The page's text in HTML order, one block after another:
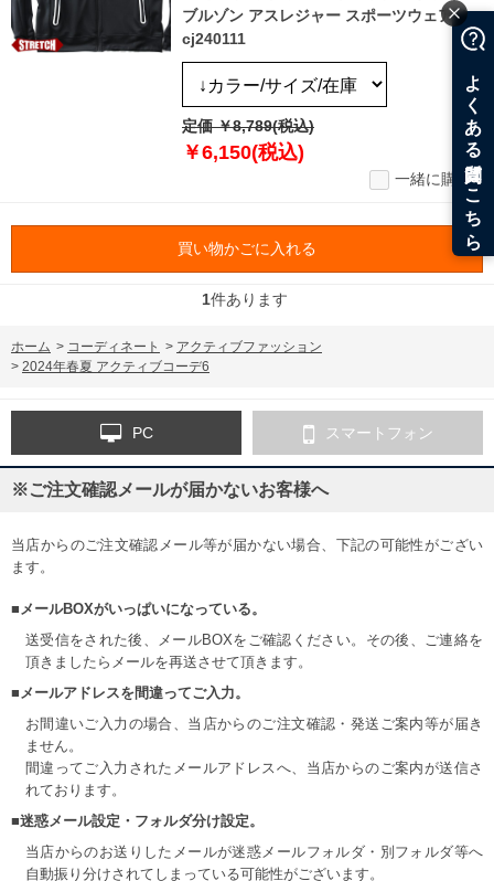
ブルゾン アスレジャー スポーツウェア lk-
cj240111
定価 ￥8,789(税込)
￥6,150(税込)
一緒に購入
買い物かごに入れる
1件あります
ホーム > コーディネート > アクティブファッション
> 2024年春夏 アクティブコーデ6
PC スマートフォン
※ご注文確認メールが届かないお客様へ
当店からのご注文確認メール等が届かない場合、下記の可能性がござい
ます。
■メールBOXがいっぱいになっている。
送受信をされた後、メールBOXをご確認ください。その後、ご連絡を
頂きましたらメールを再送させて頂きます。
■メールアドレスを間違ってご入力。
お間違いご入力の場合、当店からのご注文確認・発送ご案内等が届き
ません。
間違ってご入力されたメールアドレスへ、当店からのご案内が送信さ
れております。
■迷惑メール設定・フォルダ分け設定。
当店からのお送りしたメールが迷惑メールフォルダ・別フォルダ等へ
自動振り分けされてしまっている可能性がございます。